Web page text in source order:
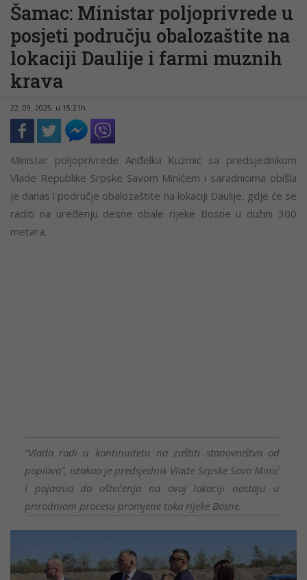
Šamac: Ministar poljoprivrede u
posjeti području obalozaštite na
lokaciji Daulije i farmi muznih
krava
22. 09. 2025. u 15:21h
Ministar poljoprivrede Anđelka Kuzmić sa predsjednikom
Vlade Republike Srpske Savom Minićem i saradnicima obišla
je danas i područje obalozaštite na lokaciji Daulije, gdje će se
raditi na uređenju desne obale rijeke Bosne u dužini 300
metara.
“Vlada radi u kontinuitetu na zaštiti stanovništva od
poplava”, istakao je predsjednik Vlade Srpske Savo Minić
i pojasnio da oštećenja na ovoj lokaciji nastaju u
prirodniom procesu promjene toka rijeke Bosne.